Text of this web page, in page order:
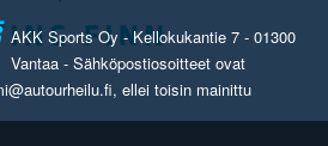
AKK Sports Oy - Kellokukantie 7 - 01300
Vantaa - Sähköpostiosoitteet ovat
ellei toisin mainittu